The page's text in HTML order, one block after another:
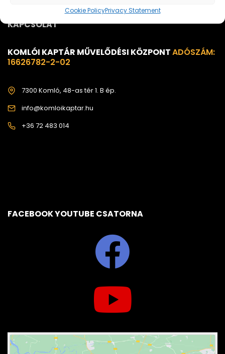
Cookie PolicyPrivacy Statement
KAPCSOLAT
KOMLÓI KAPTÁR MŰVELŐDÉSI KÖZPONTADÓSZÁM:
16626782-2-02
7300 Komló, 48-as tér 1. B ép.
info@komloikaptar.hu
+36 72 483 014
FACEBOOK YOUTUBE CSATORNA